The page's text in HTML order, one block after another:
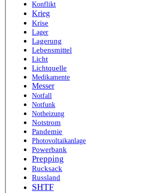
Konflikt
Krieg
Krise
Lager
Lagerung
Lebensmittel
Licht
Lichtquelle
Medikamente
Messer
Notfall
Notfunk
Notheizung
Notstrom
Pandemie
Photovoltaikanlage
Powerbank
Prepping
Rucksack
Russland
SHTF